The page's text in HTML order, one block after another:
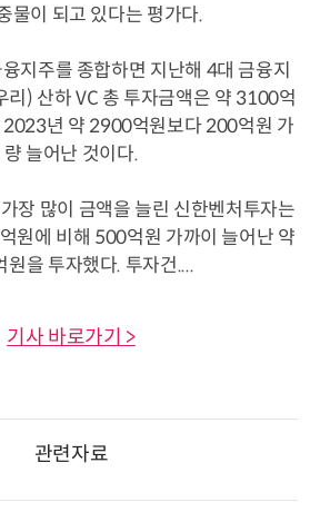
물이 되고 있다는 평가다.
지주를 종합하면 지난해 4대 금융지
리) 산하 VC 총 투자금액은 약 3100억
2023년 약 2900억원보다 200억원 가
량 늘어난 것이다.
장 많이 금액을 늘린 신한벤처투자는
원에 비해 500억원 가까이 늘어난 약
원을 투자했다. 투자건....
기사 바로가기 >
관련자료